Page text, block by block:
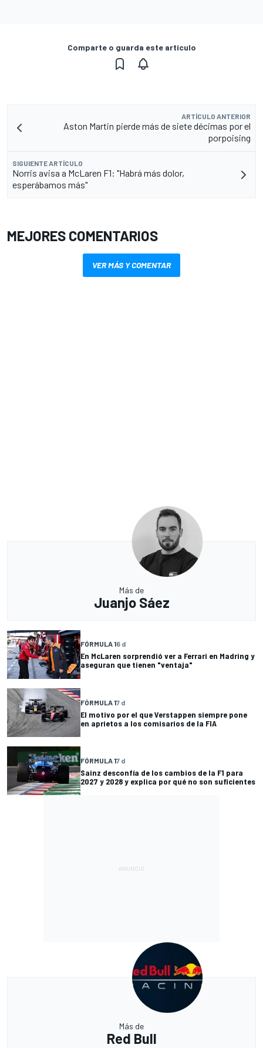
Comparte o guarda este artículo
ARTÍCULO ANTERIOR
Aston Martin pierde más de siete décimas por el
porpoising
SIGUIENTE ARTÍCULO
Norris avisa a McLaren F1: "Habrá más dolor,
esperábamos más"
MEJORES COMENTARIOS
VER MÁS Y COMENTAR
Más de
Juanjo Sáez
FÓRMULA 16 d
En McLaren sorprendió ver a Ferrari en Madring y
aseguran que tienen "ventaja"
FÓRMULA 17 d
El motivo por el que Verstappen siempre pone
en aprietos a los comisarios de la FIA
FÓRMULA 17 d
Sainz desconfía de los cambios de la F1 para
2027 y 2028 y explica por qué no son suficientes
Más de
Red Bull